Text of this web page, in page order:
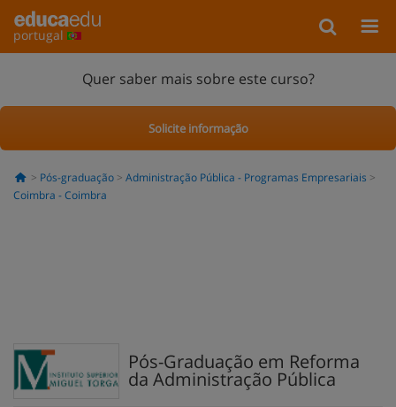
portugal
Quer saber mais sobre este curso?
Solicite informação
Pós-graduação
Administração Pública - Programas Empresariais
Coimbra - Coimbra
Pós-Graduação em Reforma
da Administração Pública